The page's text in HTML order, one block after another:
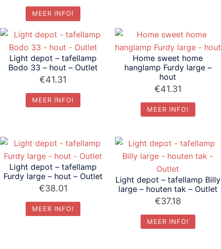
MEER INFO!
Light depot – tafellamp
Bodo 33 – hout – Outlet
€41.31
MEER INFO!
Home sweet home
hanglamp Furdy large –
hout
€41.31
MEER INFO!
Light depot – tafellamp
Furdy large – hout – Outlet
€38.01
MEER INFO!
Light depot – tafellamp Billy
large – houten tak – Outlet
€37.18
MEER INFO!